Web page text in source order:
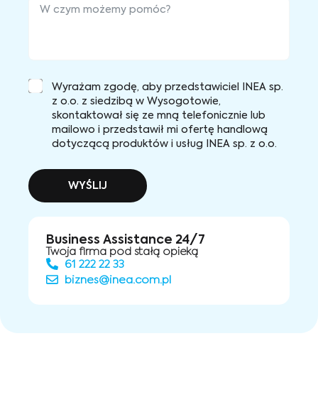
Wyrażam zgodę, aby przedstawiciel INEA sp.
z o.o. z siedzibą w Wysogotowie,
skontaktował się ze mną telefonicznie lub
mailowo i przedstawił mi ofertę handlową
dotyczącą produktów i usług INEA sp. z o.o.
WYŚLIJ
Business Assistance 24/7
Twoja firma pod stałą opieką
61 222 22 33
biznes@inea.com.pl